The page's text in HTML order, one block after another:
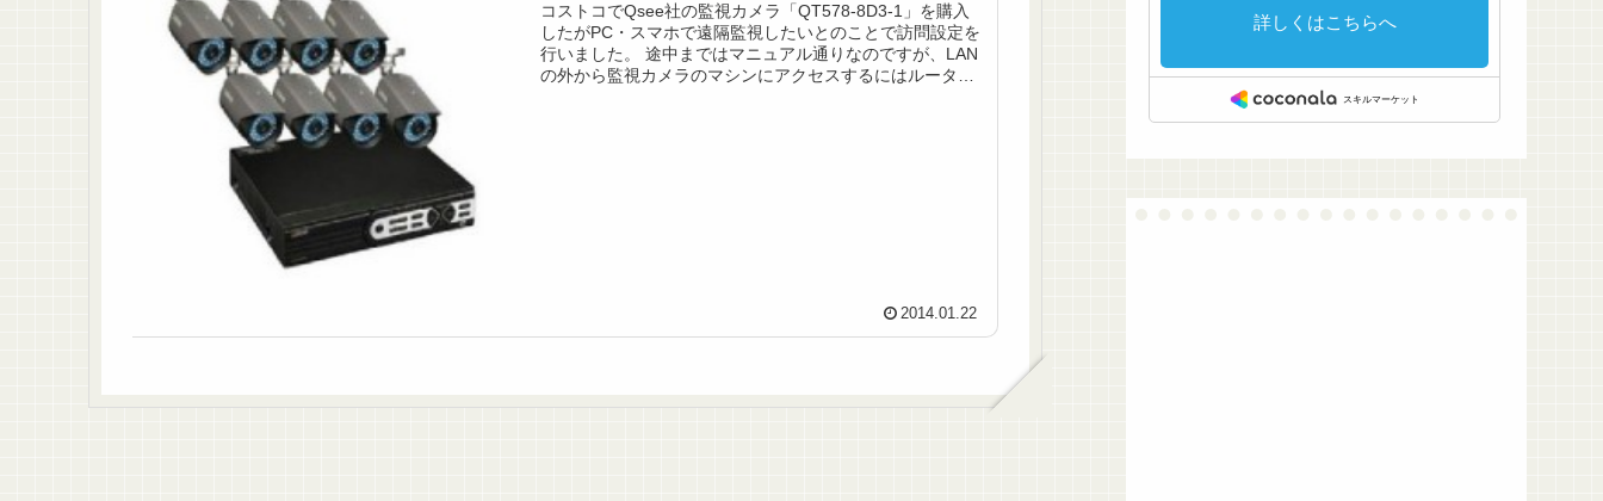
コストコでQsee社の監視カメラ「QT578-8D3-1」を購入
したがPC・スマホで遠隔監視したいとのことで訪問設定を
行いました。 途中まではマニュアル通りなのですが、LAN
の外から監視カメラのマシンにアクセスするにはルータ側
2014.01.22